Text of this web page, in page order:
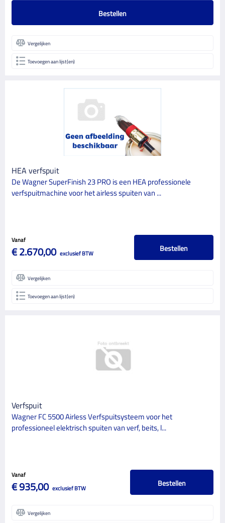
Bestellen
Vergelijken
Toevoegen aan lijst(en)
HEA verfspuit
De Wagner SuperFinish 23 PRO is een HEA professionele
verfspuitmachine voor het airless spuiten van ...
Vanaf
€ 2.670,00 exclusief BTW Bestellen
Vergelijken
Toevoegen aan lijst(en)
Verfspuit
Wagner FC 5500 Airless Verfspuitsysteem voor het
professioneel elektrisch spuiten van verf, beits, l...
Vanaf
€ 935,00 exclusief BTW Bestellen
Vergelijken